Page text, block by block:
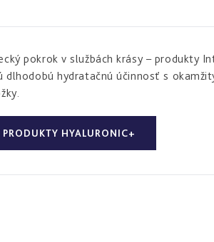
pokrok v službách krásy – produkty
dlhodobú hydratačnú účinnosť s
PRODUKTY HYALURONIC+